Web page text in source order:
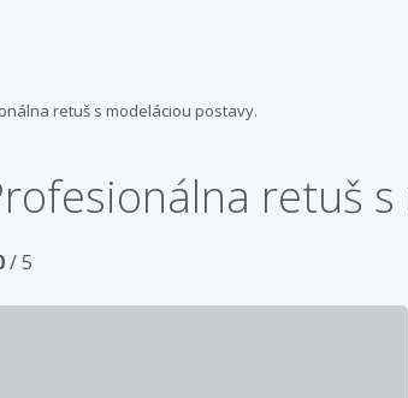
retuš s modeláciou postavy.
retuš
/ 5